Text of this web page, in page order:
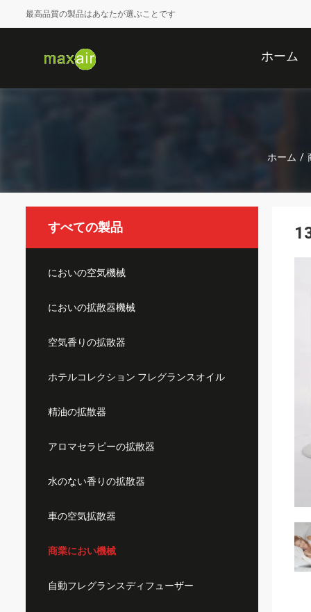
最高品質の製品はあなたが選ぶことです
ホーム
ホーム /
すべての製品
においの空気機械
においの拡散器機械
空気香りの拡散器
ホテルコレクション フレグランスオイル
精油の拡散器
アロマセラピーの拡散器
水のない香りの拡散器
車の空気拡散器
商業におい機械
自動フレグランスディフューザー